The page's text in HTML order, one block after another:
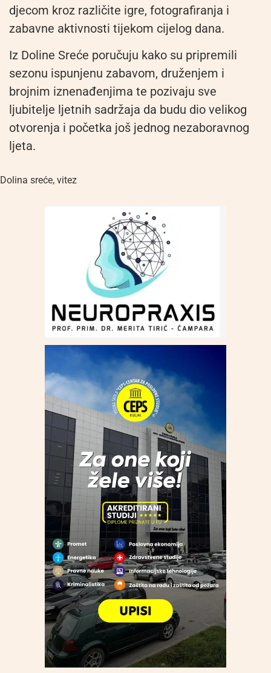
djecom kroz različite igre, fotografiranja i
zabavne aktivnosti tijekom cijelog dana.
Iz Doline Sreće poručuju kako su pripremili
sezonu ispunjenu zabavom, druženjem i
brojnim iznenađenjima te pozivaju sve
ljubitelje ljetnih sadržaja da budu dio velikog
otvorenja i početka još jednog nezaboravnog
ljeta.
Dolina sreće, vitez